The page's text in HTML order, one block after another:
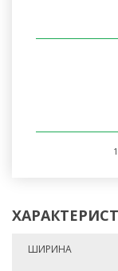
ШИРИНА